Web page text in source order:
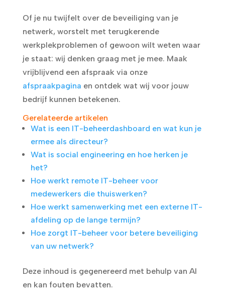
Of je nu twijfelt over de beveiliging van je
netwerk, worstelt met terugkerende
werkplekproblemen of gewoon wilt weten waar
je staat: wij denken graag met je mee. Maak
vrijblijvend een afspraak via onze
afspraakpagina en ontdek wat wij voor jouw
bedrijf kunnen betekenen.
Gerelateerde artikelen
Wat is een IT-beheerdashboard en wat kun je
ermee als directeur?
Wat is social engineering en hoe herken je
het?
Hoe werkt remote IT-beheer voor
medewerkers die thuiswerken?
Hoe werkt samenwerking met een externe IT-
afdeling op de lange termijn?
Hoe zorgt IT-beheer voor betere beveiliging
van uw netwerk?
Deze inhoud is gegenereerd met behulp van AI
en kan fouten bevatten.